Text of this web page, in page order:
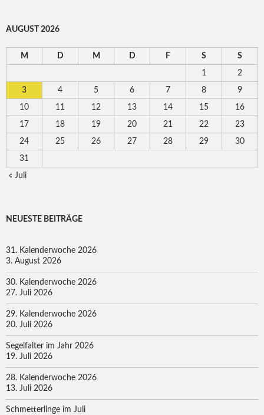
AUGUST 2026
M D M D F S S
1 2
3 4 5 6 7 8 9
10 11 12 13 14 15 16
17 18 19 20 21 22 23
24 25 26 27 28 29 30
31
« Juli
NEUESTE BEITRÄGE
31. Kalenderwoche 2026
3. August 2026
30. Kalenderwoche 2026
27. Juli 2026
29. Kalenderwoche 2026
20. Juli 2026
Segelfalter im Jahr 2026
19. Juli 2026
28. Kalenderwoche 2026
13. Juli 2026
Schmetterlinge im Juli